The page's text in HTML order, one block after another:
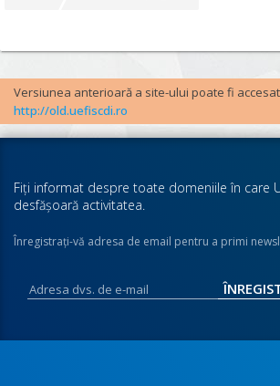
Versiunea anterioară a site-ului poate fi
http://old.uefiscdi.ro
Fiţi informat despre toate domeniile în care
desfăşoară activitatea.
Înregistraţi-vă adresa de email pentru a primi